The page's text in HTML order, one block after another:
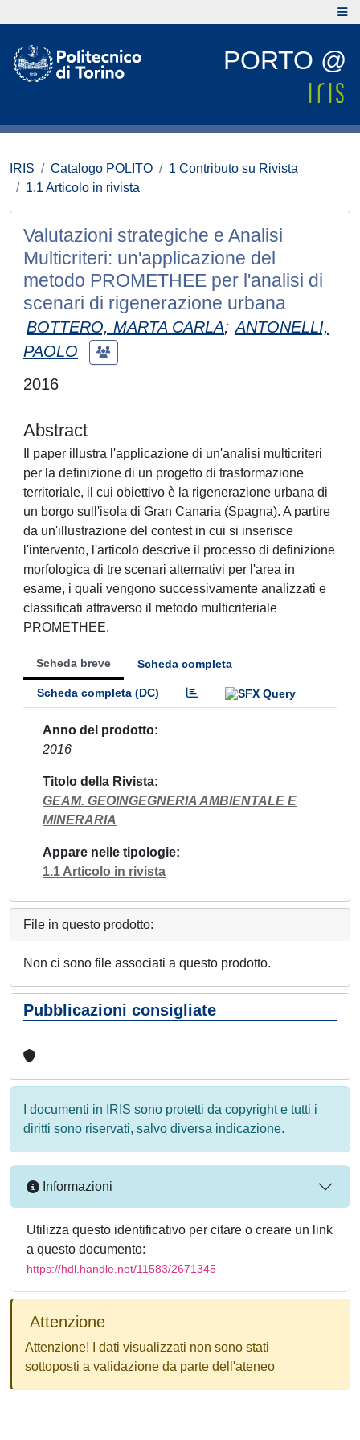
PORTO @
IRIS Catalogo POLITO
1 Contributo su Rivista
1.1 Articolo in rivista
Valutazioni strategiche e Analisi
Multicriteri: un'applicazione del
metodo PROMETHEE per l'analisi di
scenari di rigenerazione urbana
BOTTERO, MARTA CARLA; ANTONELLI,
PAOLO
2016
Abstract
Il paper illustra l'applicazione di un'analisi multicriteri
per la definizione di un progetto di trasformazione
territoriale, il cui obiettivo è la rigenerazione urbana di
un borgo sull'isola di Gran Canaria (Spagna). A partire
da un'illustrazione del contest in cui si inserisce
l'intervento, l'articolo descrive il processo di definizione
morfologica di tre scenari alternativi per l'area in
esame, i quali vengono successivamente analizzati e
classificati attraverso il metodo multicriteriale
PROMETHEE.
Scheda breve Scheda completa
Scheda completa (DC)
Anno del prodotto
2016
Titolo della Rivista
GEAM. GEOINGEGNERIA AMBIENTALE E
MINERARIA
Appare nelle tipologie
1.1 Articolo in rivista
File in questo prodotto:
Non ci sono file associati a questo prodotto.
Pubblicazioni consigliate
I documenti in IRIS sono protetti da copyright e tutti i
diritti sono riservati, salvo diversa indicazione.
Informazioni
Utilizza questo identificativo per citare o creare un link
a questo documento:
https://hdl.handle.net/11583/2671345
Attenzione
Attenzione! I dati visualizzati non sono stati
sottoposti a validazione da parte dell'ateneo